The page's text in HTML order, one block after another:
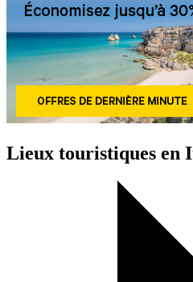
Lieux touristiques en